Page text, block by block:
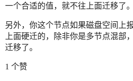
一个合适的值，就不往上面迁移了。
另外，你这个节点如果磁盘空间上
上面硬迁的，除非你是多节点混部
迁移了。
1 个赞